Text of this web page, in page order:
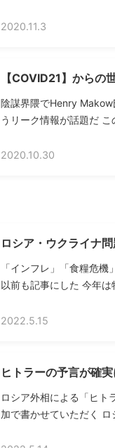
2020.11.3
【COVID21】からの
陰謀界隈でHenry Makow
うリーク情報が話題だ
2020.10.30
ロシア・ウクライナ
「インフレ」「食糧危
以前も記事にした 今年
2022.5.15
ヒトラーの予言が確
ロシア外相による「ヒト
加で書かせていただく